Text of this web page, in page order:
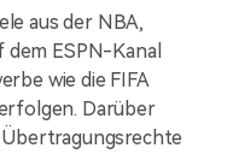
aus der NBA,
ESPN-Kanal
wie die FIFA
Darüber